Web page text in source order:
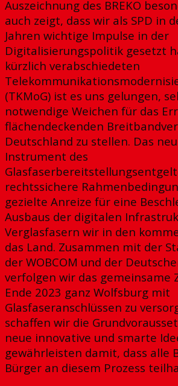
Auszeichnung des BREKO
auch zeigt, dass wir als SPD in
Jahren wichtige Impulse in der
Digitalisierungspolitik gesetzt
kürzlich verabschiedeten
(TKMoG) ist es uns gelungen,
notwendige Weichen für das
flächendeckenden
Deutschland zu stellen. Das
Instrument des
rechtssichere
gezielte Anreize für eine
Ausbaus der digitalen
Verglasfasern wir in den
das Land. Zusammen mit der
der WOBCOM und der
verfolgen wir das gemeinsame
Ende 2023 ganz Wolfsburg mit
Glasfaseranschlüssen zu
schaffen wir die
neue innovative und smarte
gewährleisten damit, dass alle
Bürger an diesem Prozess